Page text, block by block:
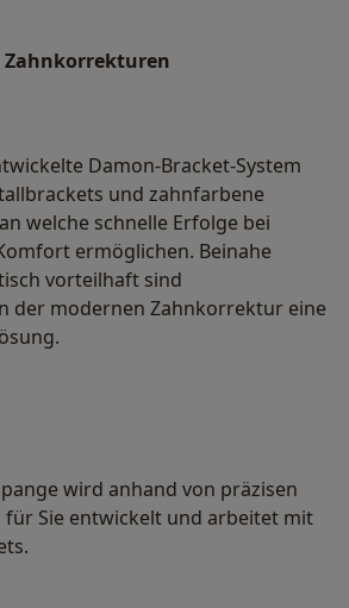
Zahnkorrekturen
Damon-Bracket-System
und zahnfarbene
welche schnelle Erfolge bei
ermöglichen. Beinahe
vorteilhaft sind
der modernen Zahnkorrektur eine
wird anhand von präzisen
für Sie entwickelt und arbeitet mit